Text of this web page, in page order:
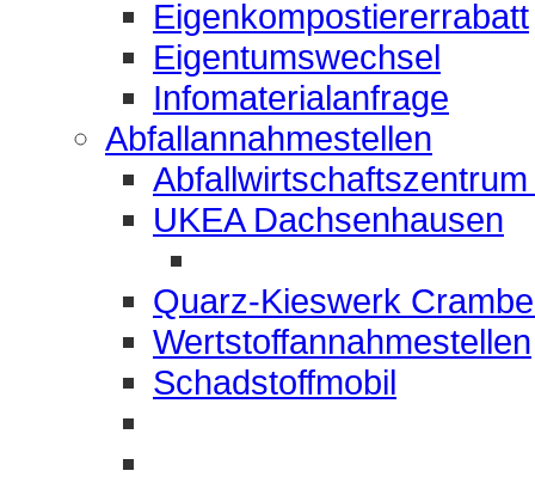
Eigenkompostiererrabatt
Eigentumswechsel
Infomaterialanfrage
Abfallannahmestellen
UKEA Dachsenhausen
Quarz-Kieswerk
Wertstoffannahmestellen
Schadstoffmobil